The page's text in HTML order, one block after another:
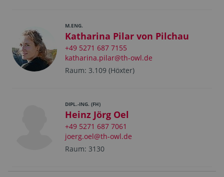
M.ENG.
Katharina Pilar von Pilchau
+49 5271 687 7155
katharina.pilar@th-owl.de
Raum: 3.109 (Höxter)
DIPL.-ING. (FH)
Heinz Jörg Oel
+49 5271 687 7061
joerg.oel@th-owl.de
Raum: 3130